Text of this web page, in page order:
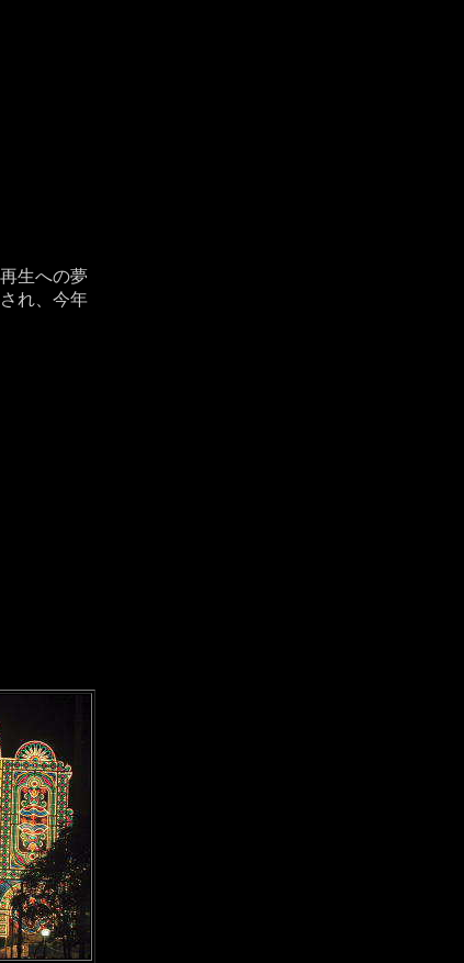
生への夢
れ、今年